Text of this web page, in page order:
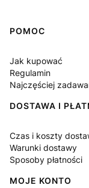
Linki w
POMOC
Jak kupować
Regulamin
Najczęściej
DOSTAWA I
Czas i koszty
Warunki dostawy
Sposoby płatności
MOJE KONTO